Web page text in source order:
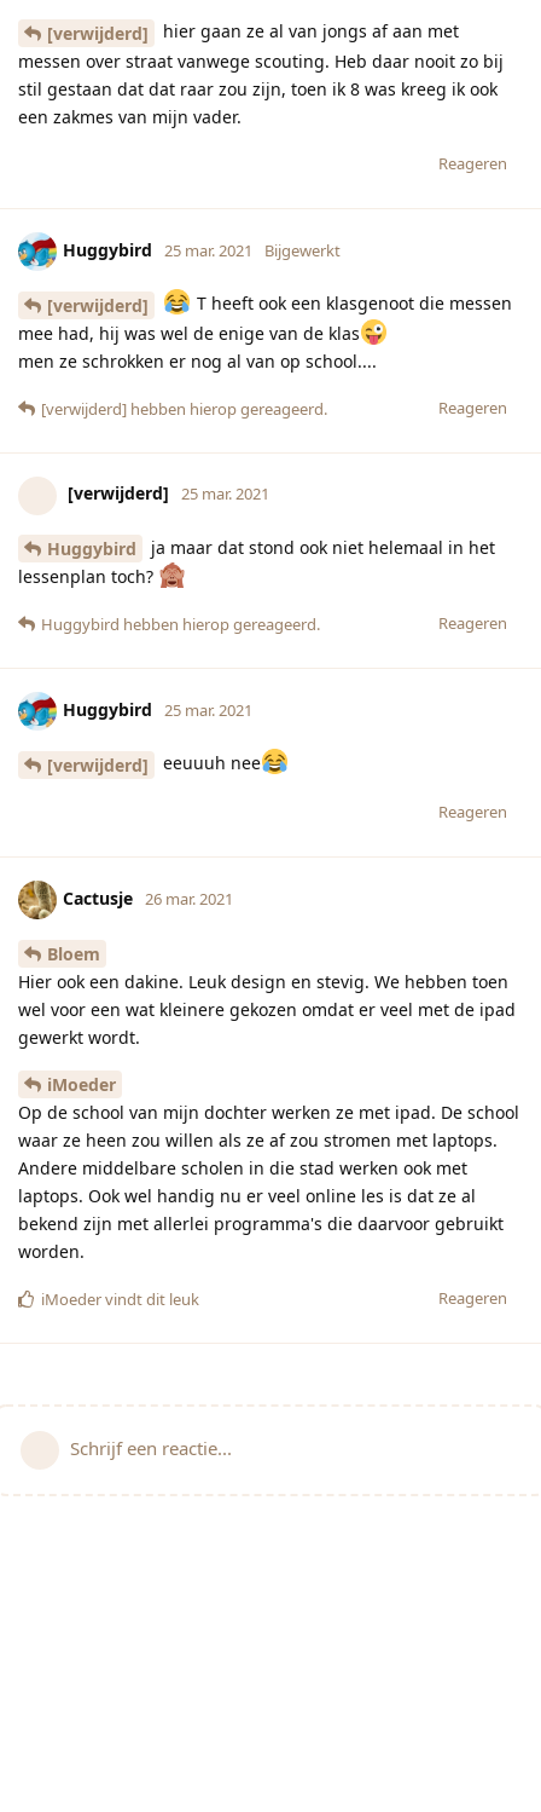
[verwijderd]
hier gaan ze al van jongs af aan met
messen over straat vanwege scouting. Heb daar nooit zo bij
stil gestaan dat dat raar zou zijn, toen ik 8 was kreeg ik ook
een zakmes van mijn vader.
Reageren
Huggybird 25 mar. 2021 Bijgewerkt
[verwijderd]
T heeft ook een klasgenoot die messen
mee had, hij was wel de enige van de klas
men ze schrokken er nog al van op school....
Reageren
[verwijderd] hebben hierop gereageerd.
[verwijderd] 25 mar. 2021
Huggybird
ja maar dat stond ook niet helemaal in het
lessenplan toch?
Reageren
Huggybird hebben hierop gereageerd.
Huggybird 25 mar. 2021
[verwijderd] eeuuuh nee
Reageren
Cactusje 26 mar. 2021
Bloem
Hier ook een dakine. Leuk design en stevig. We hebben toen
wel voor een wat kleinere gekozen omdat er veel met de ipad
gewerkt wordt.
iMoeder
Op de school van mijn dochter werken ze met ipad. De school
waar ze heen zou willen als ze af zou stromen met laptops.
Andere middelbare scholen in die stad werken ook met
laptops. Ook wel handig nu er veel online les is dat ze al
bekend zijn met allerlei programma's die daarvoor gebruikt
worden.
Reageren
iMoedervindt dit leuk
Schrijf een reactie...